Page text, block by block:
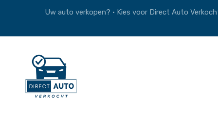
Uw auto verkopen? • Kies voor Direct Auto